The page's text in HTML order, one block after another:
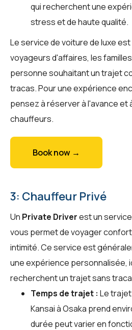
qui recherchent une
stress et de haute qualité.
Le service de voiture de luxe
voyageurs d'affaires, les
personne souhaitant un trajet
tracas. Pour une expérience
pensez à réserver à l'avance et
chauffeurs.
Book now →
3: Chauffeur Privé
Un Private Driverest un
vous permet de voyager
intimité. Ce service est
une expérience personnalisée,
recherchent un trajet sans
Temps de trajet : Le
Kansai à Osaka prend
durée peut varier en